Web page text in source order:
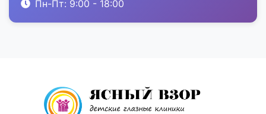
Пн-Пт: 9:00 - 18:00